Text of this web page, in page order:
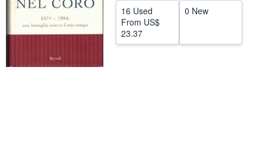
16 Used
From US$
23.37
0 New